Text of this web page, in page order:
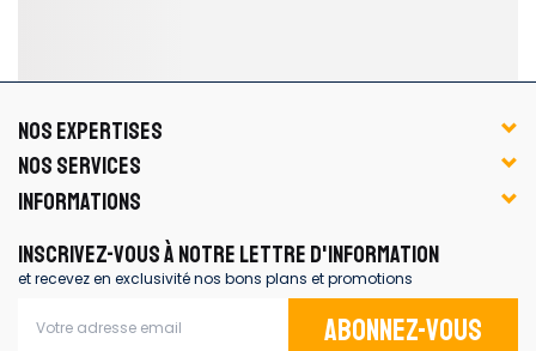
NOS EXPERTISES
NOS SERVICES
INFORMATIONS
INSCRIVEZ-VOUS À NOTRE LETTRE D'INFORMATION
et recevez en exclusivité nos bons plans et promotions
Abonnez-vous